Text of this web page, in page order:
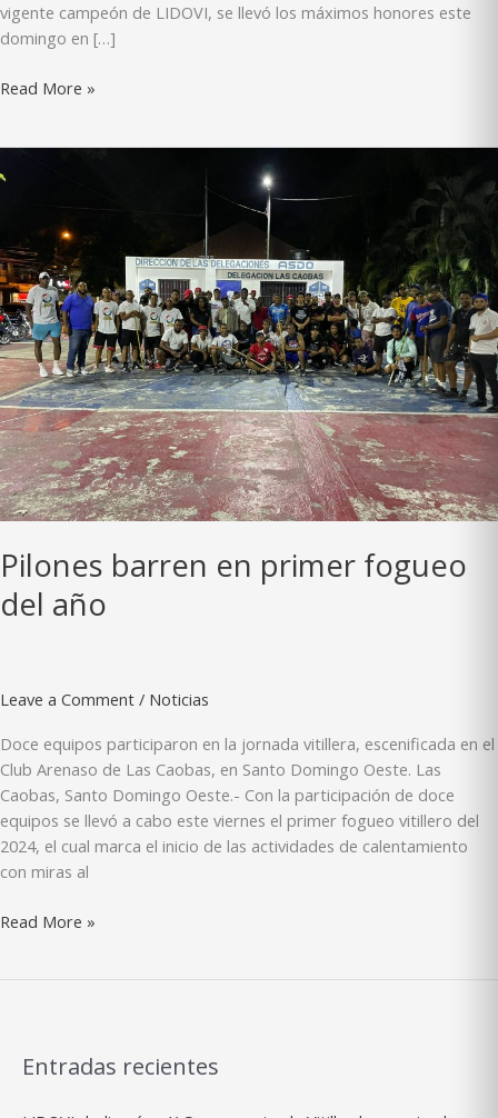
vigente campeón de LIDOVI, se llevó los máximos honores este
domingo en […]
Team
lugar
Torneo
de
Bameso
2024
Read More »
Pilones barren en primer fogueo
del año
Leave a Comment / Noticias
Doce equipos participaron en la jornada vitillera, escenificada en el
Club Arenaso de Las Caobas, en Santo Domingo Oeste. Las
Caobas, Santo Domingo Oeste.- Con la participación de doce
equipos se llevó a cabo este viernes el primer fogueo vitillero del
2024, el cual marca el inicio de las actividades de calentamiento
con miras al
Pilones
año
Read More »
Entradas recientes